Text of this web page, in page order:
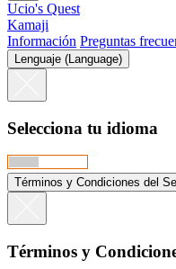
Ucio's Quest
Kamaji
Información Preguntas
Lenguaje (Language)
Selecciona tu idioma
Términos y Condiciones del
Términos y